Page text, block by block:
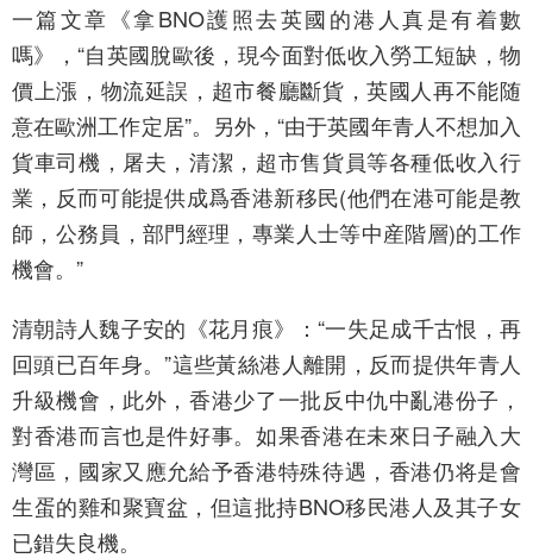
一篇文章《拿BNO護照去英國的港人真是有着數
嗎》，“自英國脫歐後，現今面對低收入勞工短缺，物
價上漲，物流延誤，超市餐廳斷貨，英國人再不能随
意在歐洲工作定居”。另外，“由于英國年青人不想加入
貨車司機，屠夫，清潔，超市售貨員等各種低收入行
業，反而可能提供成爲香港新移民(他們在港可能是教
師，公務員，部門經理，專業人士等中産階層)的工作
機會。”
清朝詩人魏子安的《花月痕》：“一失足成千古恨，再
回頭已百年身。”這些黃絲港人離開，反而提供年青人
升級機會，此外，香港少了一批反中仇中亂港份子，
對香港而言也是件好事。如果香港在未來日子融入大
灣區，國家又應允給予香港特殊待遇，香港仍将是會
生蛋的雞和聚寶盆，但這批持BNO移民港人及其子女
已錯失良機。